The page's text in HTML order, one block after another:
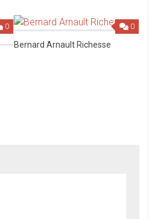
0 0
Bernard Arnault Richesse